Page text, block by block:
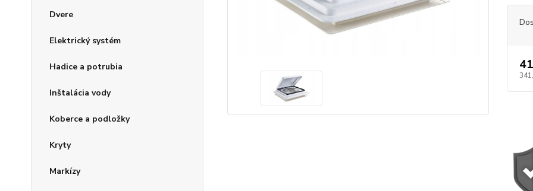
Dvere
Elektrický systém
Hadice a potrubia
Inštalácia vody
Koberce a podložky
Kryty
Markízy